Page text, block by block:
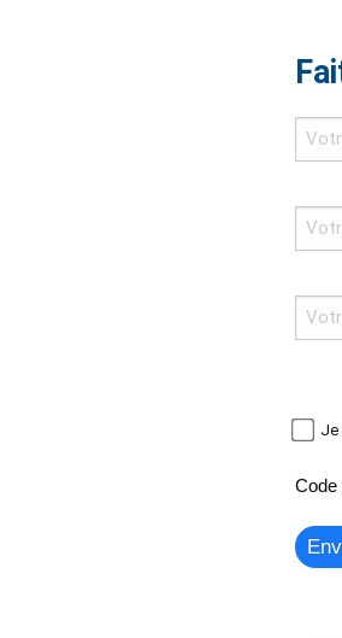
Je
Code